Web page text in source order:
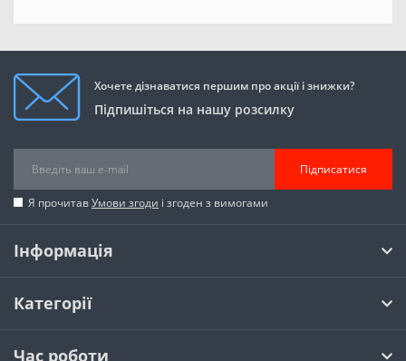
Хочете дізнаватися першим про акції і знижки?
Підпишіться на нашу розсилку
Підписатися
Я прочитавУмови згоди і згоден з вимогами
Інформація
Категорії
Час роботи